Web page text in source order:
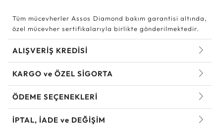
Tüm mücevherler Assos Diamond bakım garantisi altında,
özel mücevher sertifikalarıyla birlikte gönderilmektedir.
ALIŞVERİŞ KREDİSİ
KARGO ve ÖZEL SİGORTA
ÖDEME SEÇENEKLERİ
İPTAL, İADE ve DEĞİŞİM